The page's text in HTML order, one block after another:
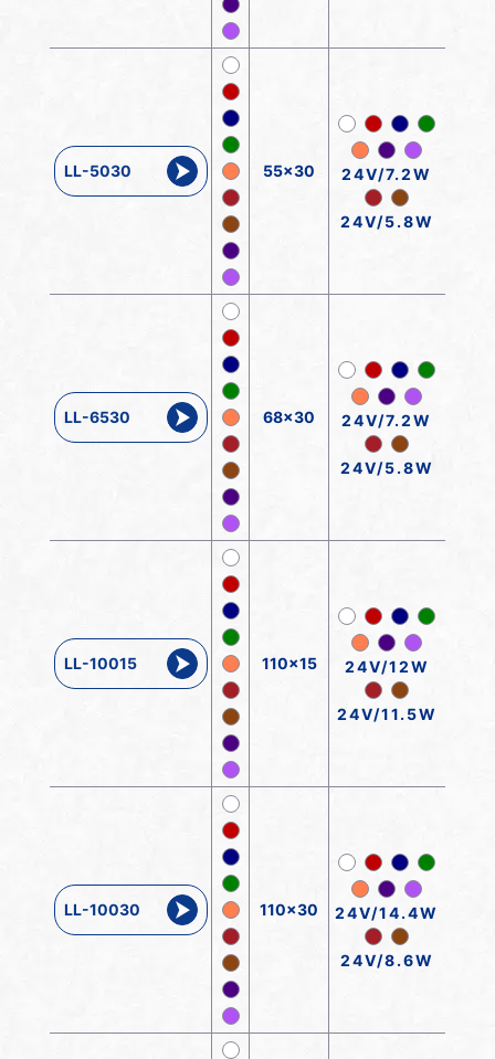
LL-5030 55x30 24V/7.2W
24V/5.8W
LL-6530 68x30 24V/7.2W
24V/5.8W
LL-10015 110x15 24V/12W
24V/11.5W
LL-10030 110x30 24V/14.4W
24V/8.6W